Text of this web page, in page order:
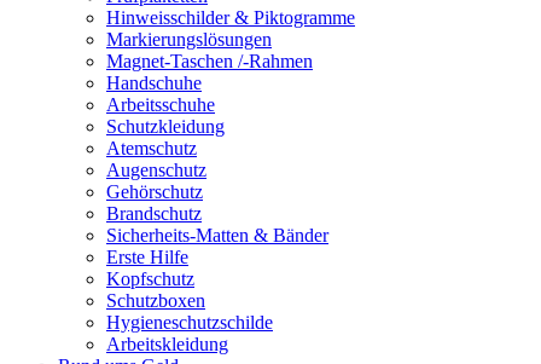
Hinweisschilder & Piktogramme
Markierungslösungen
Magnet-Taschen /-Rahmen
Handschuhe
Arbeitsschuhe
Schutzkleidung
Atemschutz
Augenschutz
Gehörschutz
Brandschutz
Sicherheits-Matten & Bänder
Erste Hilfe
Kopfschutz
Schutzboxen
Hygieneschutzschilde
Arbeitskleidung